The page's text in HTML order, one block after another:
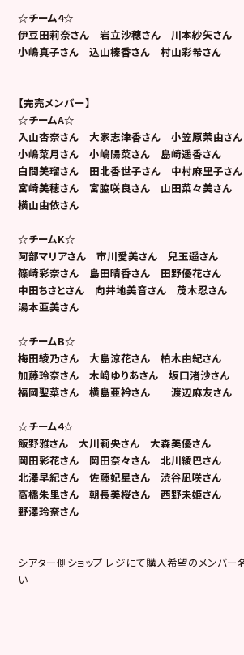
☆チーム4☆
伊豆田莉奈さん 岩立沙穂さん 川本紗矢さん
小嶋真子さん 込山榛香さん 村山彩希さん
【完売メンバー】
☆チームA☆
入山杏奈さん 大家志津香さん 小笠原茉由さん
小嶋菜月さん 小嶋陽菜さん 島崎遥香さん
白間美瑠さん 田北香世子さん 中村麻里子さん
宮崎美穂さん宮脇咲良さん 山田菜々美さん
横山由依さん
☆チームK☆
阿部マリアさん 市川愛美さん 兒玉遥さん
篠崎彩奈さん 島田晴香さん 田野優花さん
中田ちさとさん 向井地美音さん 茂木忍さん
湯本亜美さん
☆チームB☆
梅田綾乃さん 大島涼花さん 柏木由紀さん
加藤玲奈さん 木﨑ゆりあさん 坂口渚沙さん
福岡聖菜さん 横島亜衿さん 渡辺麻友さん
☆チーム4☆
飯野雅さん 大川莉央さん 大森美優さん
岡田彩花さん 岡田奈々さん 北川綾巴さん
北澤早紀さん 佐藤妃星さん 渋谷凪咲さん
高橋朱里さん 朝長美桜さん 西野未姫さん
野澤玲奈さん
シアター側ショップ レジにて購入希望のメンバー
い